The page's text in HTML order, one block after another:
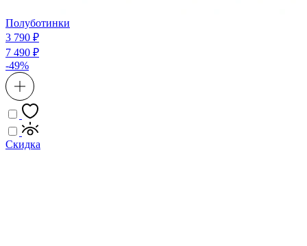
Полуботинки
3 790 ₽
7 490 ₽
-49%
Скидка